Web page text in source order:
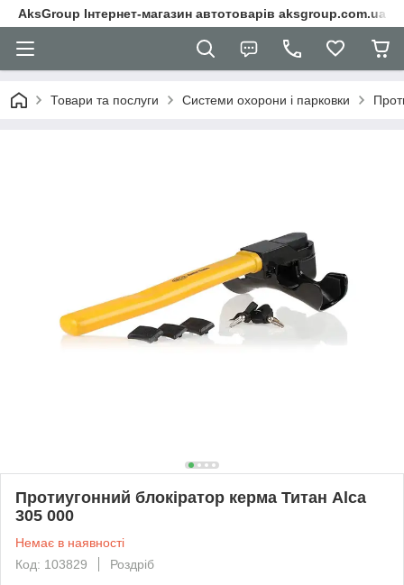
AksGroup Інтернет-магазин автотоварів aksgroup.com.ua
Товари та послуги Системи охорони і парковки
Протиугонний блокіратор керма Титан Alca
305 000
Немає в наявності
Код: 103829
Роздріб